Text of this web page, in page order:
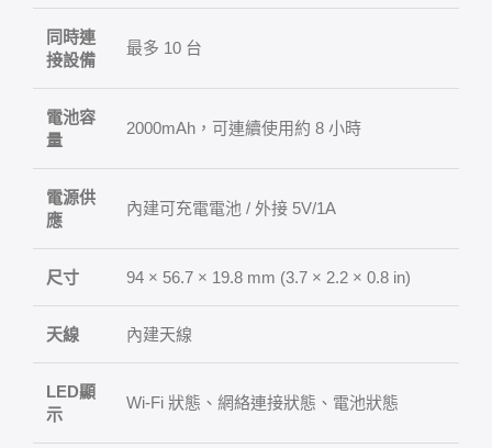
同時連
接設備
最多 10 台
電池容
量
2000mAh，可連續使用約 8 小時
電源供
應
內建可充電電池 / 外接 5V/1A
尺寸 94 × 56.7 × 19.8 mm (3.7 × 2.2 × 0.8 in)
天線 內建天線
LED顯
示
Wi-Fi 狀態、網絡連接狀態、電池狀態